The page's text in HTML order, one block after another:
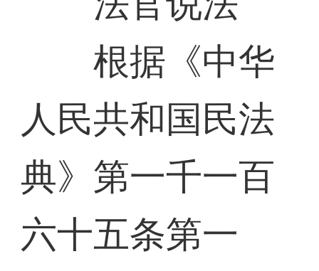
根据《中华
人民共和国民法
典》第一千一百
六十五条第一